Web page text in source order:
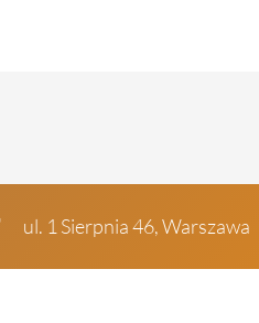
ul. 1 Sierpnia 46, Warszawa